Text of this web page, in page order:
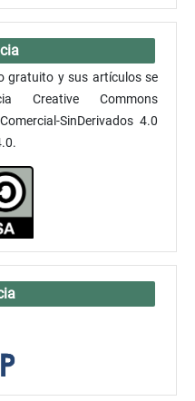
gratuito y sus artículos se
Creative Commons
SinDerivados 4.0